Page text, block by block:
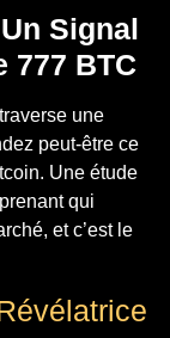
Signal
777 BTC
une
peut-être ce
Une étude
qui
et c’est le